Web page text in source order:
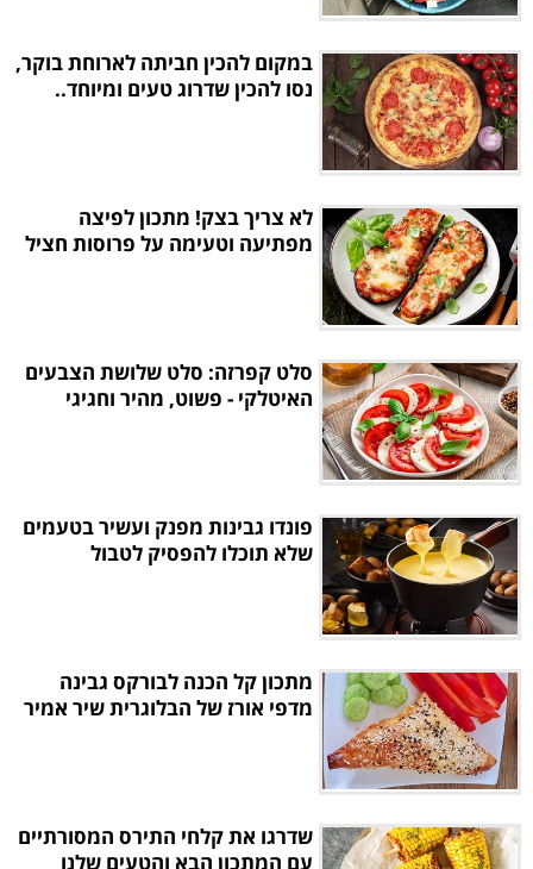
במקום להכין חביתה לארוחת בוקר,
נסו להכין שדרוג טעים ומיוחד..
לא צריך בצק! מתכון לפיצה
מפתיעה וטעימה על פרוסות חציל
סלט קפרזה: סלט שלושת הצבעים
האיטלקי - פשוט, מהיר וחגיגי
פונדו גבינות מפנק ועשיר בטעמים
שלא תוכלו להפסיק לטבול
מתכון קל הכנה לבורקס גבינה
מדפי אורז של הבלוגרית שיר אמיר
שדרגו את קלחי התירס המסורתיים
עם המתכון הבא והטעים שלנו